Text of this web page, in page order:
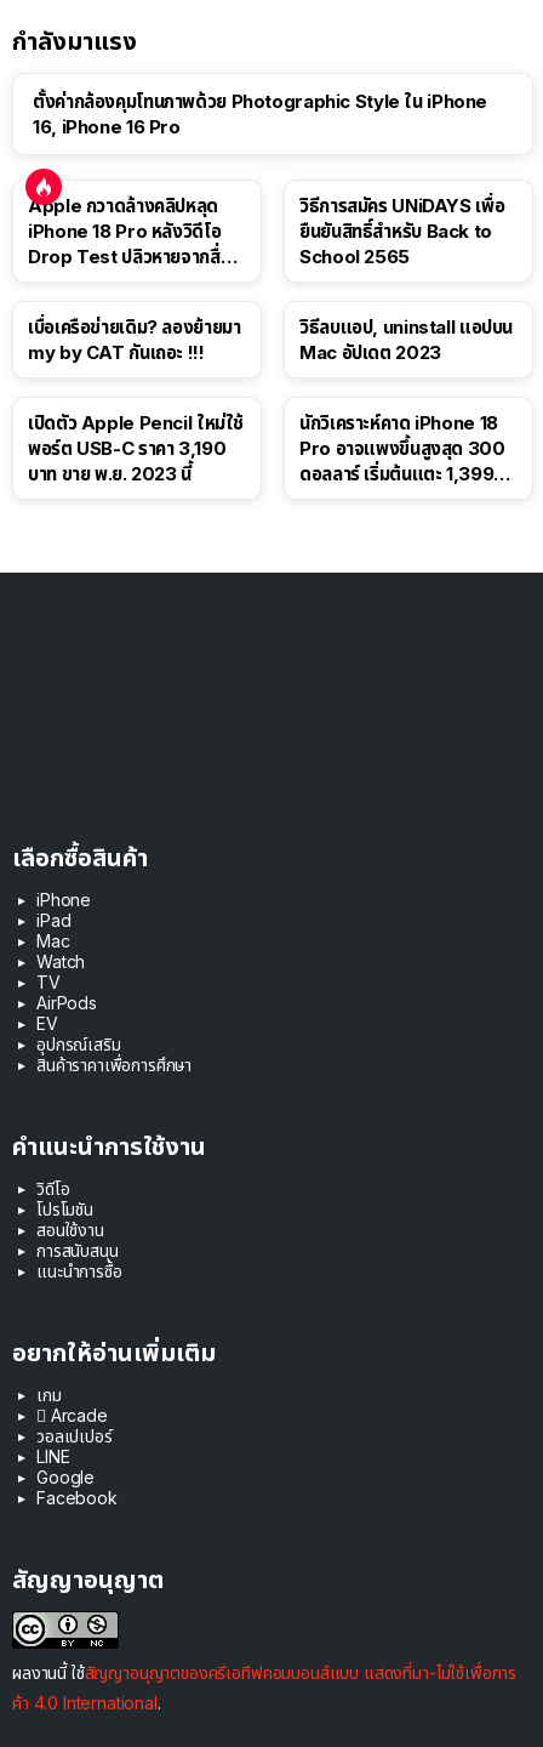
กำลังมาแรง
ตั้งค่ากล้องคุมโทนภาพด้วย Photographic Style ใน iPhone
16, iPhone 16 Pro
Apple กวาดล้างคลิปหลุด
iPhone 18 Pro หลังวิดีโอ
Drop Test ปลิวหายจากสื่อ
วิธีการสมัคร UNiDAYS เพื่อ
ยืนยันสิทธิ์สำหรับ Back to
School 2565
เบื่อเครือข่ายเดิม? ลองย้ายมา
my by CAT กันเถอะ !!!
วิธีลบแอป, uninstall แอปบน
Mac อัปเดต 2023
เปิดตัว Apple Pencil ใหม่ใช้
พอร์ต USB-C ราคา 3,190
บาท ขาย พ.ย. 2023 นี้
นักวิเคราะห์คาด iPhone 18
Pro อาจแพงขึ้นสูงสุด 300
ดอลลาร์ เริ่มต้นแตะ 1,399
เลือกซื้อสินค้า
iPhone
iPad
Mac
Watch
TV
AirPods
EV
อุปกรณ์เสริม
สินค้าราคาเพื่อการศึกษา
คำแนะนำการใช้งาน
วิดีโอ
โปรโมชัน
สอนใช้งาน
การสนับสนุน
แนะนำการซื้อ
อยากให้อ่านเพิ่มเติม
เกม
 Arcade
วอลเปเปอร์
LINE
Google
Facebook
สัญญาอนุญาต
ผลงานนี้ ใช้สัญญาอนุญาตของครีเอทีฟคอมมอนส์แบบ แสดงที่มา-ไม่ใช้เพื่อการ
ค้า 4.0 International.